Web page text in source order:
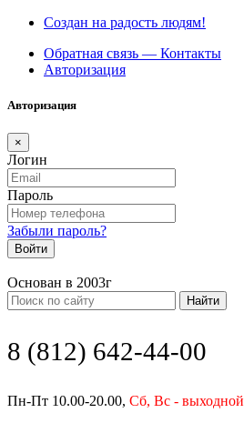
Создан на радость людям!
Обратная связь — Контакты
Авторизация
Авторизация
×
Логин
Пароль
Забыли пароль?
Войти
Основан в 2003г
Найти
8 (812) 642-44-00
Пн-Пт 10.00-20.00, Сб, Вс - выходной